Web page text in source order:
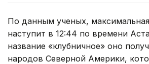
По данным ученых,
наступит в 12:44 по времени
название «клубничное» оно
народов Северной Америки,